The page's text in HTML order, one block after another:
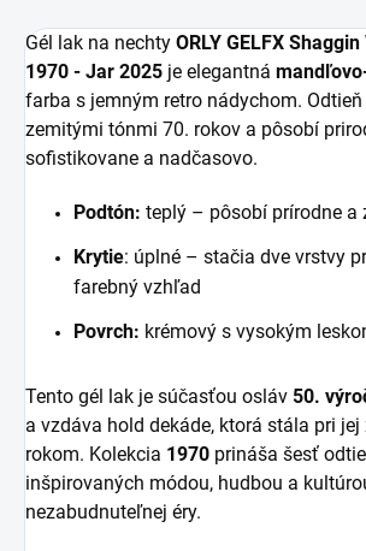
Gél lak na nechty ORLY GELFX
1970 - Jar 2025 je elegantná
farba s jemným retro nádychom.
zemitými tónmi 70. rokov a pôsobí
sofistikovane a nadčasovo.
Podtón: teplý – pôsobí prírodne a
Krytie: úplné – stačia dve vrstvy
farebný vzhľad
Povrch: krémový s vysokým
Tento gél lak je súčasťou osláv 50.
a vzdáva hold dekáde, ktorá stála pri jej
rokom. Kolekcia 1970 prináša šesť
inšpirovaných módou, hudbou a
nezabudnuteľnej éry.